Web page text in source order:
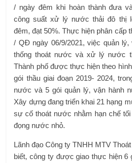
/ ngày đêm khi hoàn thành đưa
công suất xử lý nước thải đô thị
đêm, đạt 50%. Thực hiện phân cấp
/ QĐ ngày 06/9/2021, việc quản
thống thoát nước và xử lý nước
Thành phố được thực hiện theo
gói thầu giai đoạn 2019- 2024,
nước và 5 gói quản lý, vận hành
Xây dựng đang triển khai 21 hạng
sự cố thoát nước nhằm hạn chế
đọng nước nhỏ.
Lãnh đạo Công ty TNHH MTV
biết, công ty được giao thực hiện 6